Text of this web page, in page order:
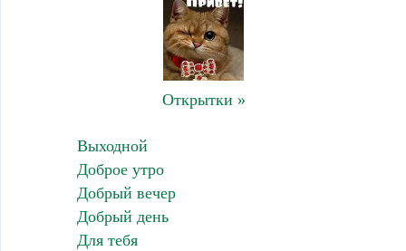
Открытки »
Выходной
Доброе утро
Добрый вечер
Добрый день
Для тебя